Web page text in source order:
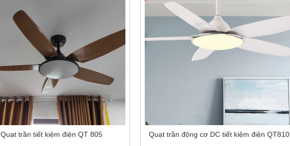
Quạt trần tiết kiệm điện QT 805 Quạt trần động cơ DC tiết kiệm điện QT810